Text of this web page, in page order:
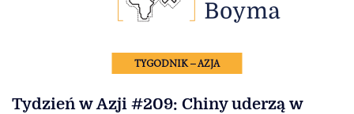
TYGODNIK – AZJA
Tydzień w Azji #209: Chiny uderzą w